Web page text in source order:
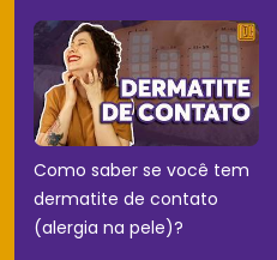
Como saber se você tem
dermatite de contato
(alergia na pele)?